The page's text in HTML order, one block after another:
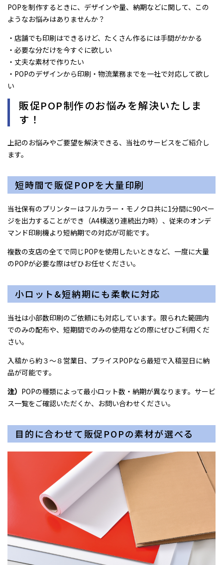
POPを制作するときに、デザインや量、納期などに関して、この
ようなお悩みはありませんか？
・店舗でも印刷はできるけど、たくさん作るには手間がかかる
・必要な分だけを今すぐに欲しい
・丈夫な素材で作りたい
・POPのデザインから印刷・物流業務までを一社で対応して欲し
い
販促POP制作のお悩みを解決いたしま
す！
上記のお悩みやご要望を解決できる、当社のサービスをご紹介し
ます。
短時間で販促POPを大量印刷
当社保有のプリンターはフルカラー・モノクロ共に1分間に90ペー
ジを出力することができ（A4横送り連続出力時）、従来のオンデ
マンド印刷機より短納期での対応が可能です。
複数の支店の全てで同じPOPを使用したいときなど、一度に大量
のPOPが必要な際はぜひお任せください。
小ロット&短納期にも柔軟に対応
当社は小部数印刷のご依頼にも対応しています。限られた範囲内
でのみの配布や、短期間でのみの使用などの際にぜひご利用くだ
さい。
入稿から約３〜８営業日、プライスPOPなら最短で入稿翌日に納
品が可能です。
注） POPの種類によって最小ロット数・納期が異なります。サービ
ス一覧をご確認いただくか、お問い合わせください。
目的に合わせて販促POPの素材が選べる